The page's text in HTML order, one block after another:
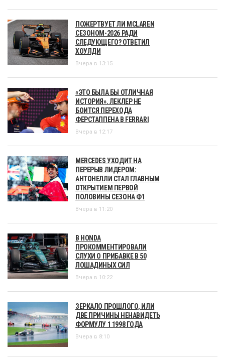
ПОЖЕРТВУЕТ ЛИ MCLAREN
СЕЗОНОМ-2026 РАДИ
СЛЕДУЮЩЕГО? ОТВЕТИЛ
ХОУЛДИ
Вчера в 13:15
«ЭТО БЫЛА БЫ ОТЛИЧНАЯ
ИСТОРИЯ». ЛЕКЛЕР НЕ
БОИТСЯ ПЕРЕХОДА
ФЕРСТАППЕНА В FERRARI
Вчера в 12:17
MERCEDES УХОДИТ НА
ПЕРЕРЫВ ЛИДЕРОМ:
АНТОНЕЛЛИ СТАЛ ГЛАВНЫМ
ОТКРЫТИЕМ ПЕРВОЙ
ПОЛОВИНЫ СЕЗОНА Ф1
Вчера в 11:20
В HONDA
ПРОКОММЕНТИРОВАЛИ
СЛУХИ О ПРИБАВКЕ В 50
ЛОШАДИНЫХ СИЛ
Вчера в 10:22
ЗЕРКАЛО ПРОШЛОГО, ИЛИ
ДВЕ ПРИЧИНЫ НЕНАВИДЕТЬ
ФОРМУЛУ 1 1998 ГОДА
Вчера в 8:10